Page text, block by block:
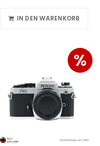
IN DEN WARENKORB
%